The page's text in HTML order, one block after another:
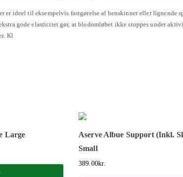
er ideel til eksempelvis fastgørelse af benskinner eller lignende
gode elasticitet gør, at blodomløbet ikke stoppes under
Kl
Large
Aserve Albue Support (Inkl.
Small
389.00kr.